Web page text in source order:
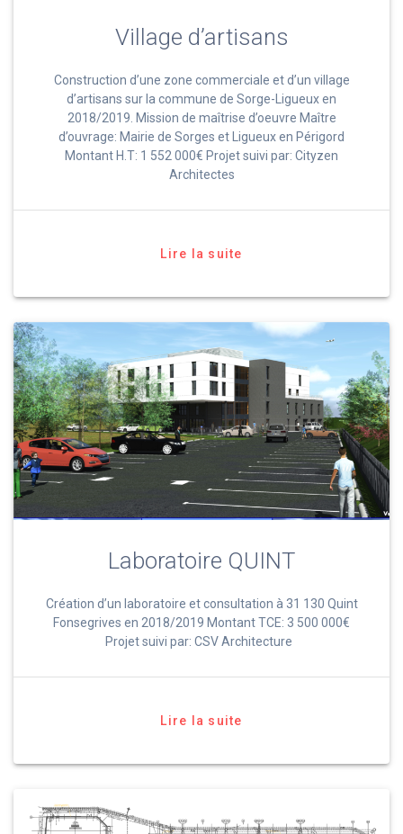
Village d’artisans
Construction d’une zone commerciale et d’un village
d’artisans sur la commune de Sorge-Ligueux en
2018/2019. Mission de maîtrise d’oeuvre Maître
d’ouvrage: Mairie de Sorges et Ligueux en Périgord
Montant H.T: 1 552 000€ Projet suivi par: Cityzen
Architectes
Lire la suite
Laboratoire QUINT
Création d’un laboratoire et consultation à 31 130 Quint
Fonsegrives en 2018/2019 Montant TCE: 3 500 000€
Projet suivi par: CSV Architecture
Lire la suite